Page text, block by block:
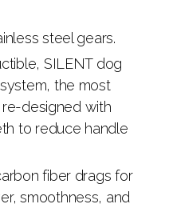
steel gears.
SILENT dog
the most
re-designed with
to reduce handle
fiber drags for
smoothness, and